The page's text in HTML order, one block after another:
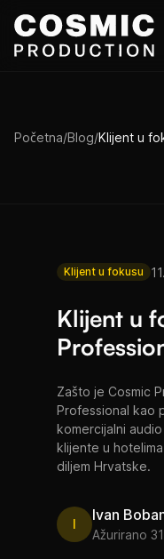
Preskoči na sadržaj
Početna/Blog/
Klijent u fokusu
Klijent u
Zašto je Cosmic
Professional kao
komercijalni
klijente u
diljem Hrvatske.
I
Ivan
Ažurirano